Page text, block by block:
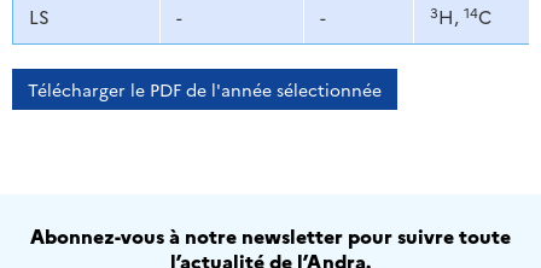
LS - - 3H, 14C
Télécharger le PDF de l'année sélectionnée
Abonnez-vous à notre newsletter pour suivre toute
l’actualité de l’Andra.